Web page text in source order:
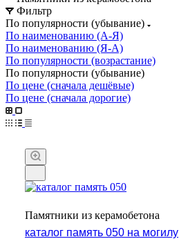
Фильтр
По популярности (убывание)
По наименованию (А-Я)
По наименованию (Я-А)
По популярности (возрастание)
По популярности (убывание)
По цене (сначала дешёвые)
По цене (сначала дорогие)
Памятники из керамобетона
каталог память 050 на могилу